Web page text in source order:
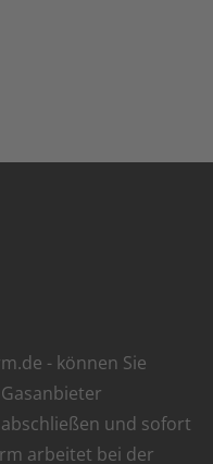
- können Sie
und sofort
arbeitet bei der